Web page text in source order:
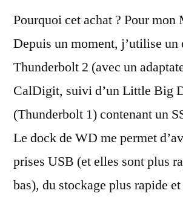
Pourquoi cet achat ? Pour mon
Depuis un moment, j’utilise un
Thunderbolt 2 (avec un
CalDigit, suivi d’un Little Big
(Thunderbolt 1) contenant un
Le dock de WD me permet
prises USB (et elles sont plus
bas), du stockage plus rapide